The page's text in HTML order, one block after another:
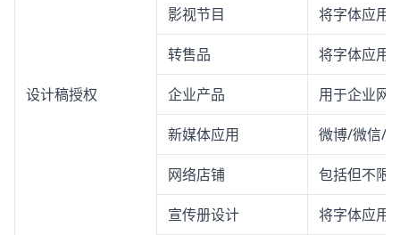
设计稿授权
影视节目 将字体应用
转售品 将字体应用
企业产品 用于企业网
新媒体应用 微博/微信/
网络店铺 包括但不限
宣传册设计 将字体应用